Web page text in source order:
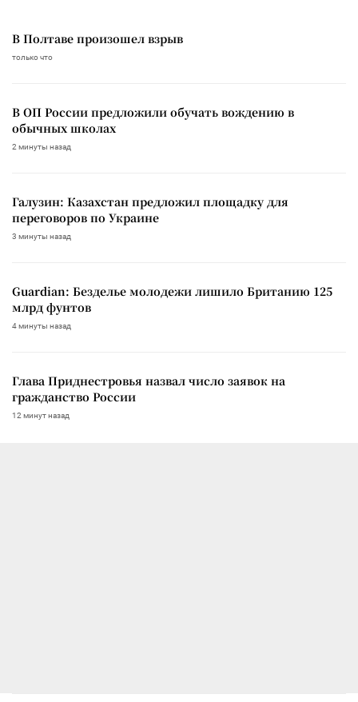
В Полтаве произошел взрыв
только что
В ОП России предложили обучать вождению в
обычных школах
2 минуты назад
Галузин: Казахстан предложил площадку для
переговоров по Украине
3 минуты назад
Guardian: Безделье молодежи лишило Британию 125
млрд фунтов
4 минуты назад
Глава Приднестровья назвал число заявок на
гражданство России
12 минут назад